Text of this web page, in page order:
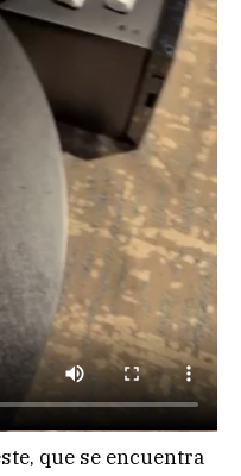
que se encuentra